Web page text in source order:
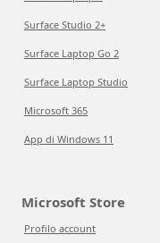
Surface Studio 2+
Surface Laptop Go 2
Surface Laptop Studio
Microsoft 365
App di Windows 11
Microsoft Store
Profilo account